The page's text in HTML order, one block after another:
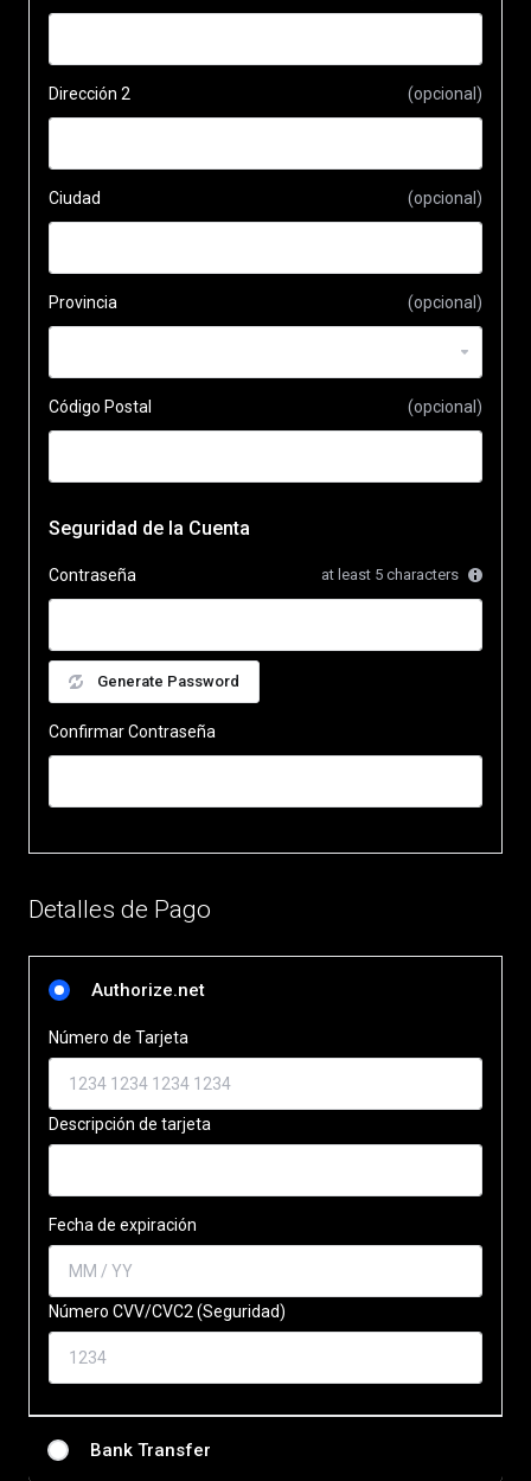
Dirección 2 (opcional)
Ciudad (opcional)
Provincia (opcional)
Código Postal (opcional)
Seguridad de la Cuenta
Contraseña at least 5 characters
Generate Password
Confirmar Contraseña
Detalles de Pago
Authorize.net
Número de Tarjeta
Descripción de tarjeta
Fecha de expiración
Número CVV/CVC2 (Seguridad)
Bank Transfer